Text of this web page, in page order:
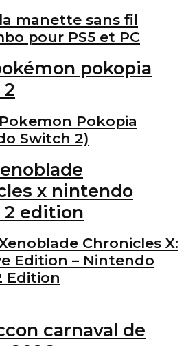
manette sans fil
pour PS5 et PC
Pokopia
Switch 2)
Chronicles X:
Edition – Nintendo
Edition